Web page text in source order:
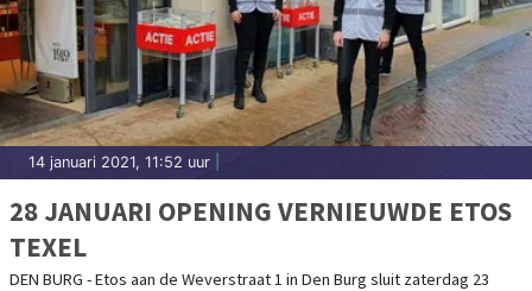
14 januari 2021, 11:52 uur
28 JANUARI OPENING VERNIEUWDE ETOS
TEXEL
DEN BURG - Etos aan de Weverstraat 1 in Den Burg sluit zaterdag 23